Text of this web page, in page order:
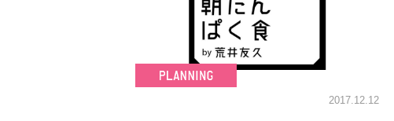
2017.12.12